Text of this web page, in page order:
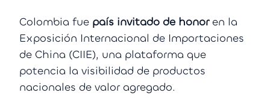
Colombia fue país invitado de honoren la
Exposición Internacional de Importaciones
de China (CIIE), una plataforma que
potencia la visibilidad de productos
nacionales de valor agregado.